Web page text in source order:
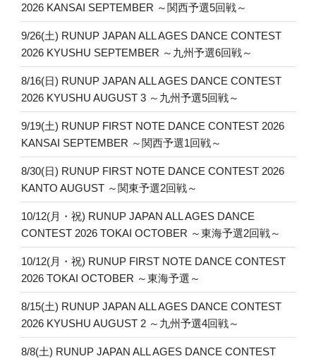
2026 KANSAI SEPTEMBER ～関西予選5回戦～
9/26(土) RUNUP JAPAN ALL AGES DANCE CONTEST
2026 KYUSHU SEPTEMBER ～九州予選6回戦～
8/16(日) RUNUP JAPAN ALL AGES DANCE CONTEST
2026 KYUSHU AUGUST 3 ～九州予選5回戦～
9/19(土) RUNUP FIRST NOTE DANCE CONTEST 2026
KANSAI SEPTEMBER ～関西予選1回戦～
8/30(日) RUNUP FIRST NOTE DANCE CONTEST 2026
KANTO AUGUST ～関東予選2回戦～
10/12(月・祝) RUNUP JAPAN ALL AGES DANCE
CONTEST 2026 TOKAI OCTOBER ～東海予選2回戦～
10/12(月・祝) RUNUP FIRST NOTE DANCE CONTEST
2026 TOKAI OCTOBER ～東海予選～
8/15(土) RUNUP JAPAN ALL AGES DANCE CONTEST
2026 KYUSHU AUGUST 2 ～九州予選4回戦～
8/8(土) RUNUP JAPAN ALL AGES DANCE CONTEST